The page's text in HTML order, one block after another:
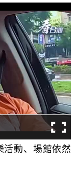
動、場館依然